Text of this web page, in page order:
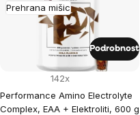
Prehrana mišic
Performance Amino Electrolyte
Complex, EAA + Elektroliti, 600 g
142x
Podrobnost